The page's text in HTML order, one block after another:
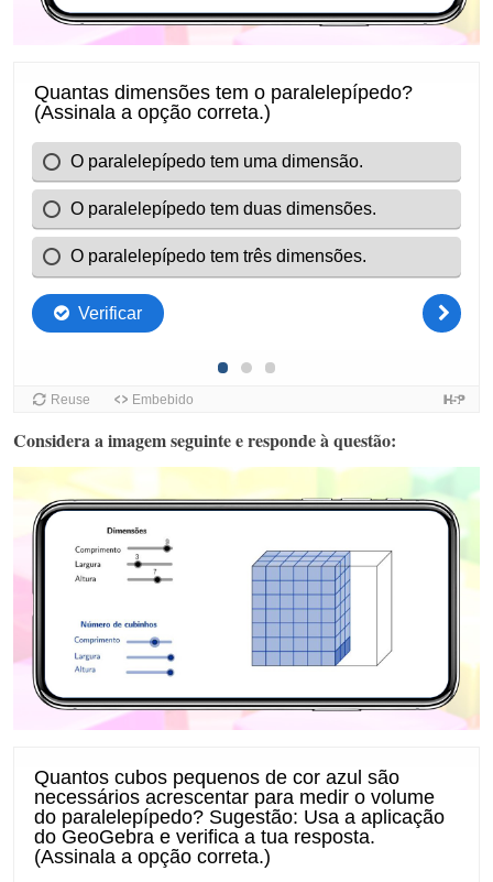
Considera a imagem seguinte e responde à questão: